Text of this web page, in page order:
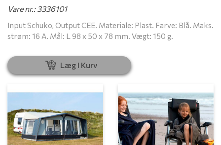
Vare nr.: 3336101
Input Schuko, Output CEE. Materiale: Plast. Farve: Blå. Maks.
strøm: 16 A. Mål: L 98 x 50 x 78 mm. Vægt: 150 g.
Læg I Kurv